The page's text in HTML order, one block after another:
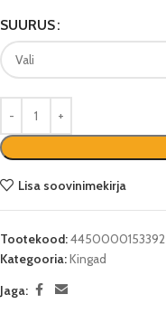
SUURUS
Lisa soovinimekirja
Tootekood:4450000153392
Kategooria:Kingad
Jaga: